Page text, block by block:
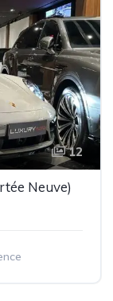
12
Neuve)